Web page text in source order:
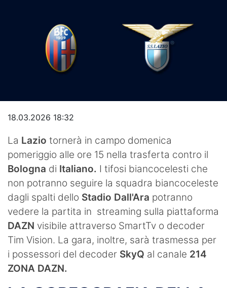
Pagelle
Settore Giovanile
Lazio Women
Video
18.03.2026 18:32
La Lazio tornerà in campo domenica
pomeriggio alle ore 15 nella trasferta contro il
Bologna di Italiano. I tifosi biancocelesti che
non potranno seguire la squadra biancoceleste
dagli spalti dello Stadio Dall'Ara potranno
vedere la partita in streaming sulla piattaforma
DAZN visibile attraverso SmartTv o decoder
Tim Vision. La gara, inoltre, sarà trasmessa per
i possessori del decoder SkyQ al canale 214
ZONA DAZN.